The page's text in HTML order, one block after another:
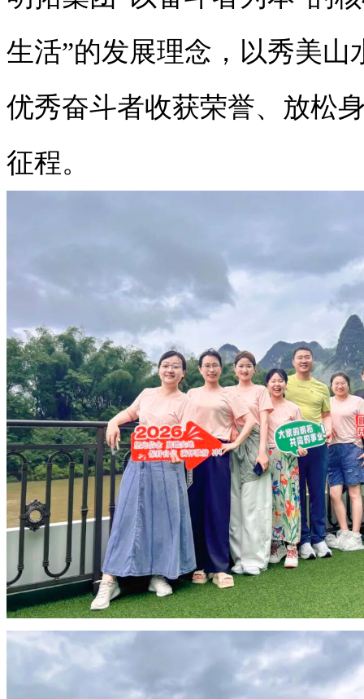
生活”的发展理念，以秀美
优秀奋斗者收获荣誉、放松
征程。